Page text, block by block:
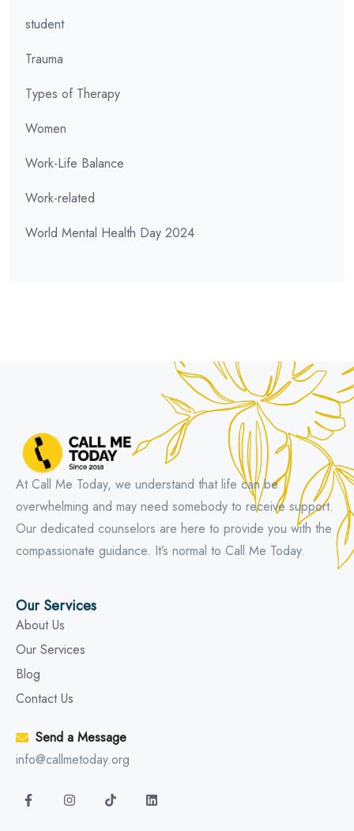
student
Trauma
Types of Therapy
Women
Work-Life Balance
Work-related
World Mental Health Day 2024
At Call Me Today, we understand that life can be
overwhelming and may need somebody to receive support.
Our dedicated counselors are here to provide you with the
compassionate guidance. It’s normal to Call Me Today.
Our Services
About Us
Our Services
Blog
Contact Us
Send a Message
info@callmetoday.org